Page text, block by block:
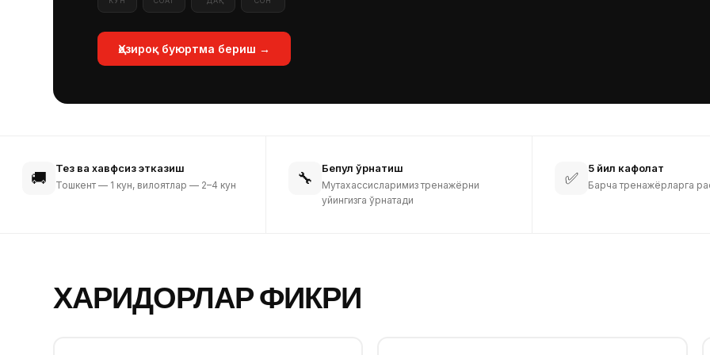
Ҳозироқ буюртма бериш →
🚚
Тез ва хавфсиз этказиш
Тошкент — 1 кун, вилоятлар — 2–4 кун 🔧
Бепул ўрнатиш
Мутахассисларимиз тренажёрни
уйингизга ўрнатади
✅
5 йил кафолат
Барча тренажёрларга
ХАРИДОРЛАР ФИКРИ